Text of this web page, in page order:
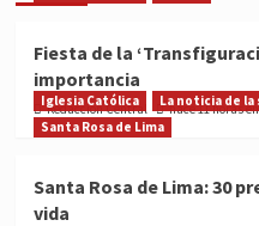
Fiesta de la
importancia
Redacción Central hace 11 horas
Iglesia Católica La noticia de la
Santa Rosa de Lima
Santa Rosa de Lima: 30
vida